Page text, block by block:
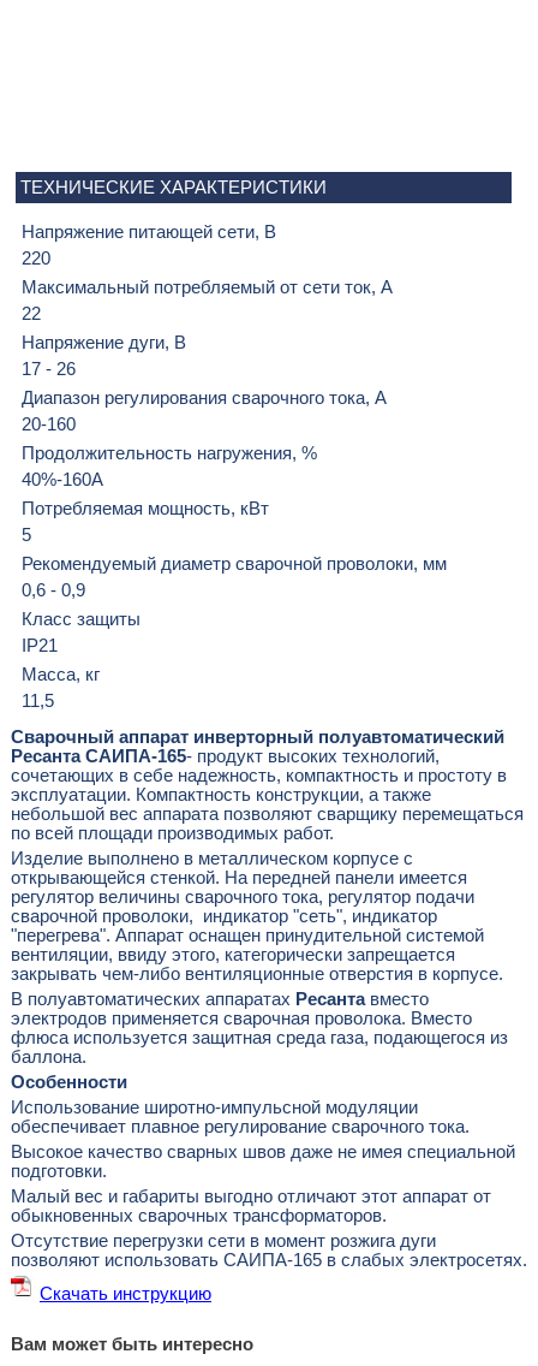
ТЕХНИЧЕСКИЕ ХАРАКТЕРИСТИКИ
Напряжение питающей сети, В
220
Максимальный потребляемый от сети ток, А
22
Напряжение дуги, В
17 - 26
Диапазон регулирования сварочного тока, А
20-160
Продолжительность нагружения, %
40%-160А
Потребляемая мощность, кВт
5
Рекомендуемый диаметр сварочной проволоки, мм
0,6 - 0,9
Класс защиты
IP21
Масса, кг
11,5
Сварочный аппарат инверторный полуавтоматический
Ресанта САИПА-165- продукт высоких технологий,
сочетающих в себе надежность, компактность и простоту в
эксплуатации. Компактность конструкции, а также
небольшой вес аппарата позволяют сварщику перемещаться
по всей площади производимых работ.
Изделие выполнено в металлическом корпусе с
открывающейся стенкой. На передней панели имеется
регулятор величины сварочного тока, регулятор подачи
сварочной проволоки, индикатор "сеть", индикатор
"перегрева". Аппарат оснащен принудительной системой
вентиляции, ввиду этого, категорически запрещается
закрывать чем-либо вентиляционные отверстия в корпусе.
В полуавтоматических аппаратах Ресанта вместо
электродов применяется сварочная проволока. Вместо
флюса используется защитная среда газа, подающегося из
баллона.
Особенности
Использование широтно-импульсной модуляции
обеспечивает плавное регулирование сварочного тока.
Высокое качество сварных швов даже не имея специальной
подготовки.
Малый вес и габариты выгодно отличают этот аппарат от
обыкновенных сварочных трансформаторов.
Отсутствие перегрузки сети в момент розжига дуги
позволяют использовать САИПА-165 в слабых электросетях.
Скачать инструкцию
Вам может быть интересно